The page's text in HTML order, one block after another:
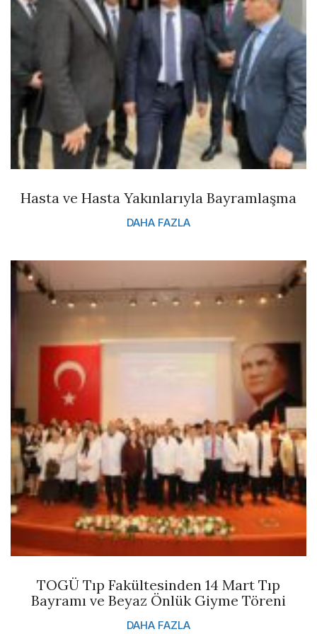
Hasta ve Hasta Yakınlarıyla Bayramlaşma
DAHA FAZLA
TOGÜ Tıp Fakültesinden 14 Mart Tıp
Bayramı ve Beyaz Önlük Giyme Töreni
DAHA FAZLA